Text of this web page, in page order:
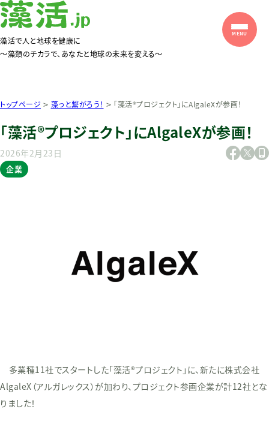
藻活で人と地球を健康に
〜藻類のチカラで、あなたと地球の未来を変える〜
トップページ > 藻っと繋がろう！ > 「藻活®プロジェクト」にAlgaleXが参画！
「藻活®プロジェクト」にAlgaleXが参画！
2026年2月23日
企業
多業種11社でスタートした「藻活®プロジェクト」に、新たに株式会社
AlgaleX（アルガレックス）が加わり、プロジェクト参画企業が計12社とな
りました！